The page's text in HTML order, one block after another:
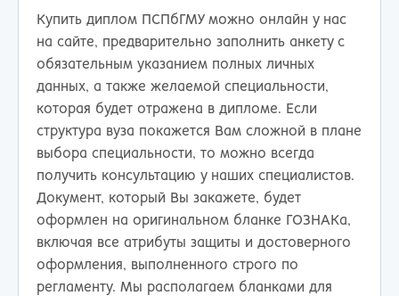
Купить диплом ПСПбГМУ можно онлайн у нас
на сайте, предварительно заполнить анкету с
обязательным указанием полных личных
данных, а также желаемой специальности,
которая будет отражена в дипломе. Если
структура вуза покажется Вам сложной в плане
выбора специальности, то можно всегда
получить консультацию у наших специалистов.
Документ, который Вы закажете, будет
оформлен на оригинальном бланке ГОЗНАКа,
включая все атрибуты защиты и достоверного
оформления, выполненного строго по
регламенту. Мы располагаем бланками для